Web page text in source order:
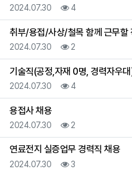
등록일
2024.07.30 조회
4
취부/용접/사상/철목 함께 근무할
등록일
2024.07.30 조회
2
기술직(공정,자재 0명, 경력자우대
등록일
2024.07.30 조회
4
용접사 채용
등록일
2024.07.30 조회
2
연료전지 실증업무 경력직 채용
등록일
2024.07.30 조회
3